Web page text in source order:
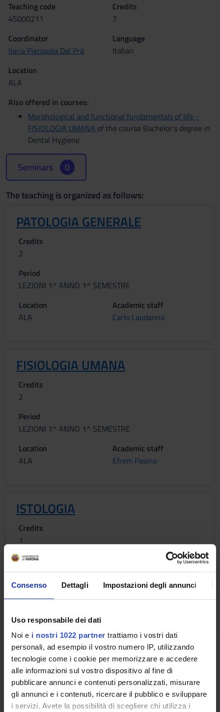
Consenso Dettagli Impostazioni degli annunci
Uso responsabile dei dati
Noi e i nostri 1022 partner trattiamo i vostri dati
personali, ad esempio il vostro numero IP, utilizzando
tecnologie come i cookie per memorizzare e accedere
alle informazioni sul vostro dispositivo al fine di
pubblicare annunci e contenuti personalizzati, misurare
gli annunci e i contenuti, ricercare il pubblico e sviluppare
i servizi. Avete la possibilità di scegliere chi utilizza i
Teaching code
4S000211
Credits
7
Coordinator
Ilaria Pierpaola Dal Prà
Language
Italian
Location
ALA
Also offered in courses:
Morphological and functional fundamentals of life -
FISIOLOGIA UMANA of the course Bachelor's degree in
Dental Hygiene
Seminars 0
The teaching is organized as follows:
PATOLOGIA GENERALE
Credits
2
Period
LEZIONI 1^ ANNO 1^ SEMESTRE
Location
ALA
Academic staff
Carlo Laudanna
FISIOLOGIA UMANA
Credits
2
Period
LEZIONI 1^ ANNO 1^ SEMESTRE
Location
ALA
Academic staff
Efrem Pasino
ISTOLOGIA
Credits
1
Period
Lezioni 1°anno 1° semestre
Location
Academic staff
ANATOMIA UMANA
Credits
2
Period
LEZ 1ANNO 1SEM ID
Location
Academic staff